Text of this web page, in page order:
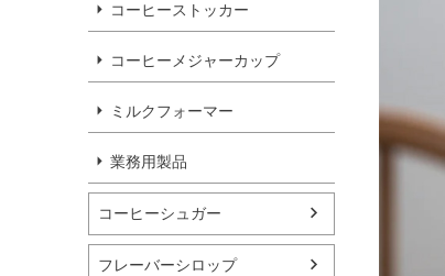
コーヒーストッカー
コーヒーメジャーカップ
ミルクフォーマー
業務用製品
コーヒーシュガー
フレーバーシロップ